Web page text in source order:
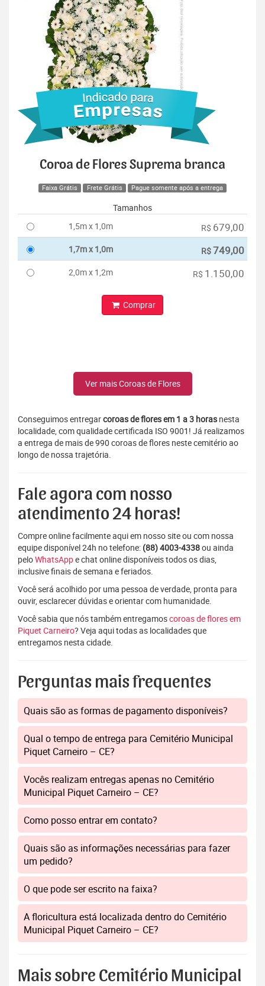
Coroa de Flores Suprema branca
Faixa Grátis Frete Grátis Pague somente após a entrega
Tamanhos
1,5m x 1,0m
R$ 679,00
1,7m x 1,0m R$749,00
2,0m x 1,2m R$ 1.150,00
Comprar
Ver mais Coroas de Flores
Conseguimos entregarcoroas de flores em 1 a 3 horas nesta
localidade, com qualidade certificada ISO 9001! Já realizamos
a entrega de mais de 990 coroas de flores neste cemitério ao
longo de nossa trajetória.
Fale agora com nosso
atendimento 24 horas!
Compre online facilmente aqui em nosso site ou com nossa
equipe disponível 24h no telefone: (88) 4003-4338ou ainda
peloWhatsAppe chat online disponíveis todos os dias,
inclusive finais de semana e feriados.
Você será acolhido por uma pessoa de verdade, pronta para
ouvir, esclarecer dúvidas e orientar com humanidade.
Você sabia que nós também entregamoscoroas de flores em
Piquet Carneiro? Veja aqui todas as localidades que
entregamos nesta cidade.
Perguntas mais frequentes
Quais são as formas de pagamento disponíveis?
Qual o tempo de entrega para Cemitério Municipal
Piquet Carneiro – CE?
Vocês realizam entregas apenas no Cemitério
Municipal Piquet Carneiro – CE?
Como posso entrar em contato?
Quais são as informações necessárias para fazer
um pedido?
O que pode ser escrito na faixa?
A floricultura está localizada dentro do Cemitério
Municipal Piquet Carneiro – CE?
Mais sobre Cemitério Municipal